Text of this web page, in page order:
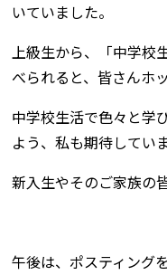
いていました。
上級生から、「中学校
べられると、皆さんホ
中学校生活で色々と学
よう、私も期待していま
新入生やそのご家族の
午後は、ポスティング